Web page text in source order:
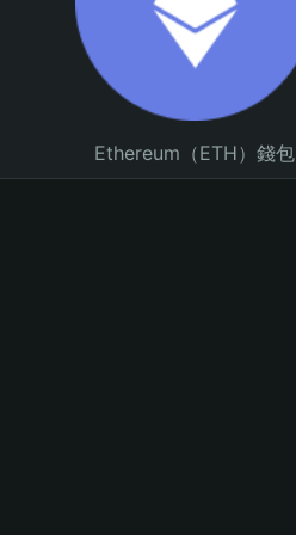
Ethereum（ETH）錢包